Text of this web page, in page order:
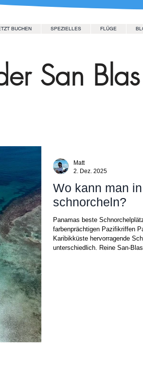
BUCHEN SPEZIELLES FLÜGE
San
Wo kann man
schnorcheln?
Panamas beste
farbenprächtigen Pazifikriffen
Karibikküste hervorragende
unterschiedlich. Reine San-
Matt
2. Dez. 2025